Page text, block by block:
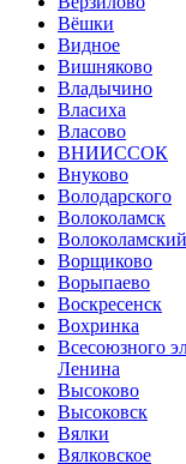
Вёшки
Видное
Вишняково
Владычино
Власиха
Власово
ВНИИССОК
Внуково
Володарского
Волоколамск
Волоколамский
Ворщиково
Ворыпаево
Воскресенск
Вохринка
Всесоюзного
Ленина
Высоково
Высоковск
Вялки
Вялковское